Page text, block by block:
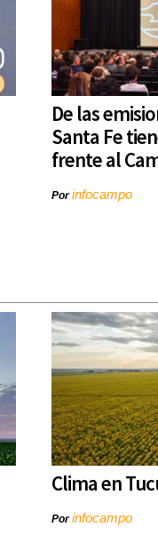
De las
Santa Fe
frente al
Porinfocampo
Clima en
Porinfocampo